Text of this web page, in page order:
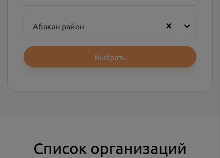
Абакан район
Выбрать
Список организаций